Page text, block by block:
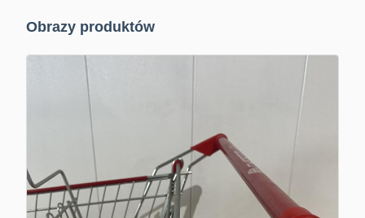
Obrazy produktów